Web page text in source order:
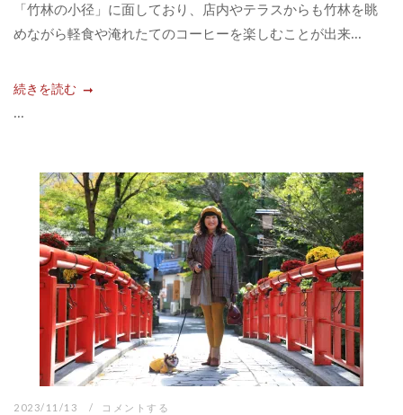
「竹林の小径」に面しており、店内やテラスからも竹林を眺
めながら軽食や淹れたてのコーヒーを楽しむことが出来...
続きを読む
...
2023/11/13 コメントする